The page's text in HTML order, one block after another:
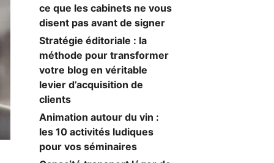
ce que les cabinets ne vous
disent pas avant de signer
Stratégie éditoriale : la
méthode pour transformer
votre blog en véritable
levier d’acquisition de
clients
Animation autour du vin :
les 10 activités ludiques
pour vos séminaires